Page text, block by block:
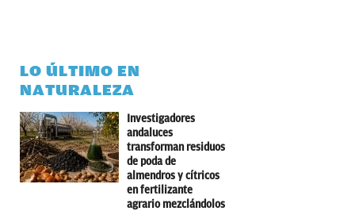
LO ÚLTIMO EN
NATURALEZA
Investigadores
andaluces
transforman residuos
de poda de
almendros y cítricos
en fertilizante
agrario mezclándolos